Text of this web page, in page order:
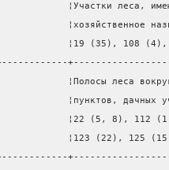
¦Участки леса,
¦хозяйственное
¦19 (35), 108
¦Полосы леса
¦пунктов,
¦22 (5, 8), 112
¦123 (22),